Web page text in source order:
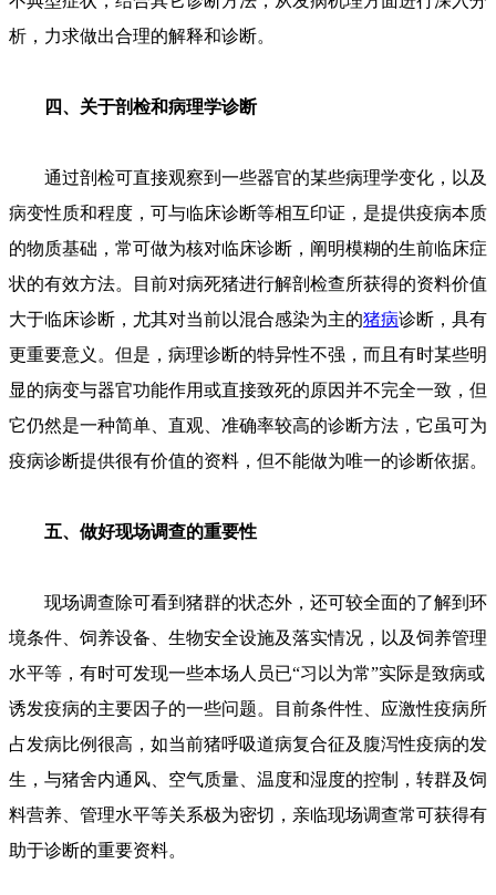
析，力求做出合理的解释和诊断。
四、关于剖检和病理学诊断
通过剖检可直接观察到一些器官的某些病理学变化，以及
病变性质和程度，可与临床诊断等相互印证，是提供疫病本质
的物质基础，常可做为核对临床诊断，阐明模糊的生前临床症
状的有效方法。目前对病死猪进行解剖检查所获得的资料价值
大于临床诊断，尤其对当前以混合感染为主的猪病诊断，具有
更重要意义。但是，病理诊断的特异性不强，而且有时某些明
显的病变与器官功能作用或直接致死的原因并不完全一致，但
它仍然是一种简单、直观、准确率较高的诊断方法，它虽可为
疫病诊断提供很有价值的资料，但不能做为唯一的诊断依据。
五、做好现场调查的重要性
现场调查除可看到猪群的状态外，还可较全面的了解到环
境条件、饲养设备、生物安全设施及落实情况，以及饲养管理
水平等，有时可发现一些本场人员已“习以为常”实际是致病或
诱发疫病的主要因子的一些问题。目前条件性、应激性疫病所
占发病比例很高，如当前猪呼吸道病复合征及腹泻性疫病的发
生，与猪舍内通风、空气质量、温度和湿度的控制，转群及饲
料营养、管理水平等关系极为密切，亲临现场调查常可获得有
助于诊断的重要资料。